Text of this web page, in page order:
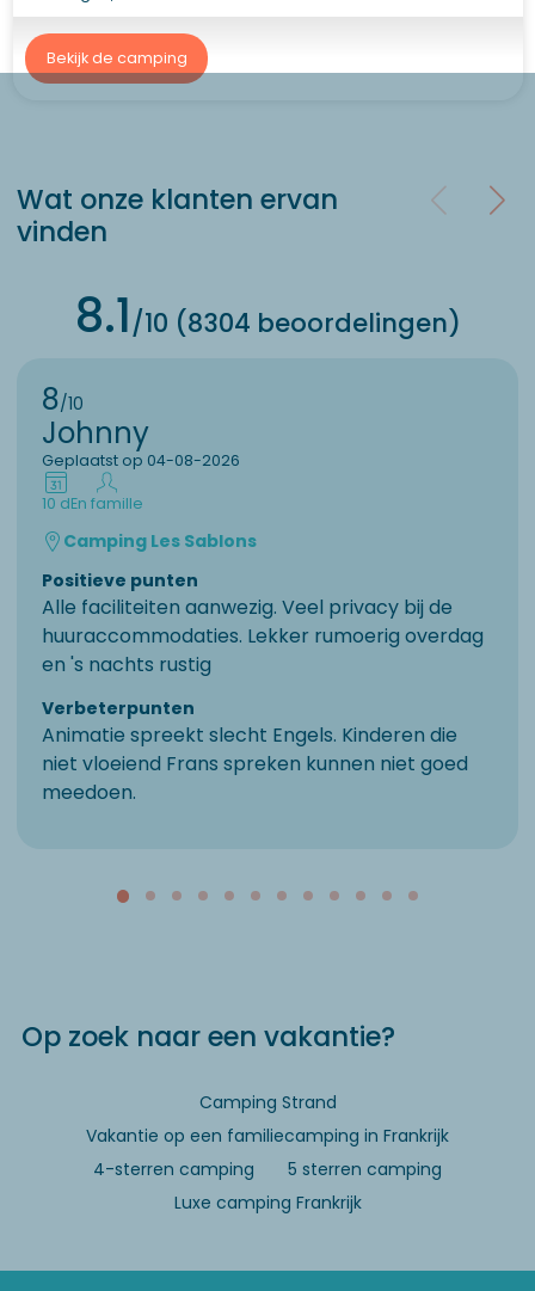
Bekijk de camping
Wat onze klanten ervan
vinden
8.1/10 (8304 beoordelingen)
8/10
Johnny
Geplaatst op 04-08-2026
10 dEn famille
Camping Les Sablons
Positieve punten
Alle faciliteiten aanwezig. Veel privacy bij de
huuraccommodaties. Lekker rumoerig overdag
en 's nachts rustig
Verbeterpunten
Animatie spreekt slecht Engels. Kinderen die
niet vloeiend Frans spreken kunnen niet goed
meedoen.
Op zoek naar een vakantie?
Camping Strand
Vakantie op een familiecamping in Frankrijk
4-sterren camping
5 sterren camping
Luxe camping Frankrijk